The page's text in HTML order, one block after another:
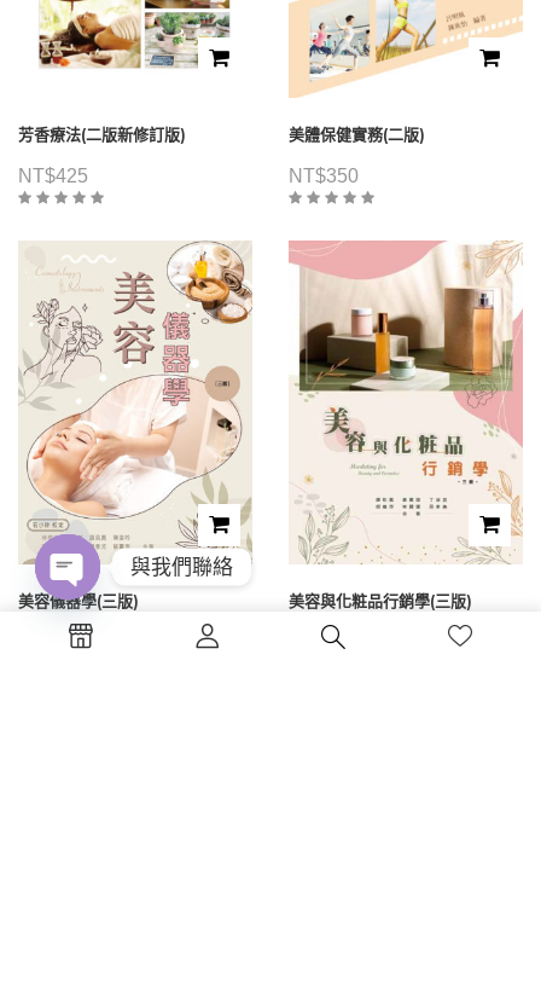
芳香療法(二版新修訂版)
NT$425
美體保健實務(二版)
NT$350
美容儀器學(三版)
325
美容與化粧品行銷學(三版)
NT$400
與我們聯絡
Open
chaty